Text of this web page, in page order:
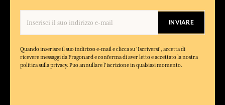
INVIARE
Quando inserisce il suo indirizzo e-mail e clicca su 'Iscriversi', accetta di
ricevere messaggi da Fragonard e conferma di aver letto e accettato la nostra
politica sulla privacy. Puo annullare l'iscrizione in qualsiasi momento.